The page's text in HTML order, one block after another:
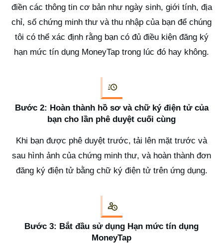
điền các thông tin cơ bản như ngày sinh, giới tính, địa
chỉ, số chứng minh thư và thu nhập của bạn để chúng
tôi có thể xác định rằng bạn có đủ điều kiện đăng ký
hạn mức tín dụng MoneyTap trong lúc đó hay không.
Bước 2: Hoàn thành hồ sơ và chữ ký điện tử của
bạn cho lần phê duyệt cuối cùng
Khi bạn được phê duyệt trước, tải lên mặt trước và
sau hình ảnh của chứng minh thư, và hoàn thành đơn
đăng ký điện tử bằng chữ ký điện tử trên ứng dụng.
Bước 3: Bắt đầu sử dụng Hạn mức tín dụng
MoneyTap